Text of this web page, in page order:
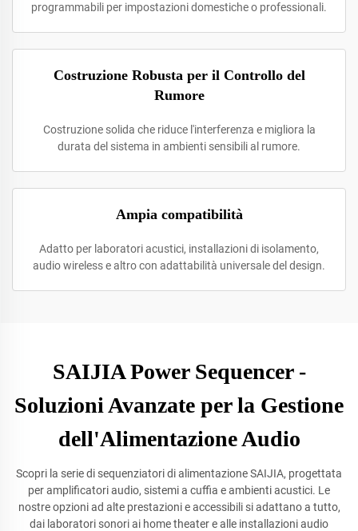
programmabili per impostazioni domestiche o professionali.
Costruzione Robusta per il Controllo del
Rumore
Costruzione solida che riduce l'interferenza e migliora la
durata del sistema in ambienti sensibili al rumore.
Ampia compatibilità
Adatto per laboratori acustici, installazioni di isolamento,
audio wireless e altro con adattabilità universale del design.
SAIJIA Power Sequencer -
Soluzioni Avanzate per la Gestione
dell'Alimentazione Audio
Scopri la serie di sequenziatori di alimentazione SAIJIA, progettata
per amplificatori audio, sistemi a cuffia e ambienti acustici. Le
nostre opzioni ad alte prestazioni e accessibili si adattano a tutto,
dai laboratori sonori ai home theater e alle installazioni audio